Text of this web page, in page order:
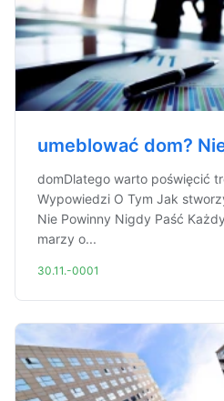
umeblować dom?
domDlatego warto poświęcić
Wypowiedzi O Tym Jak
Nie Powinny Nigdy Paść
marzy o...
30.11.-0001